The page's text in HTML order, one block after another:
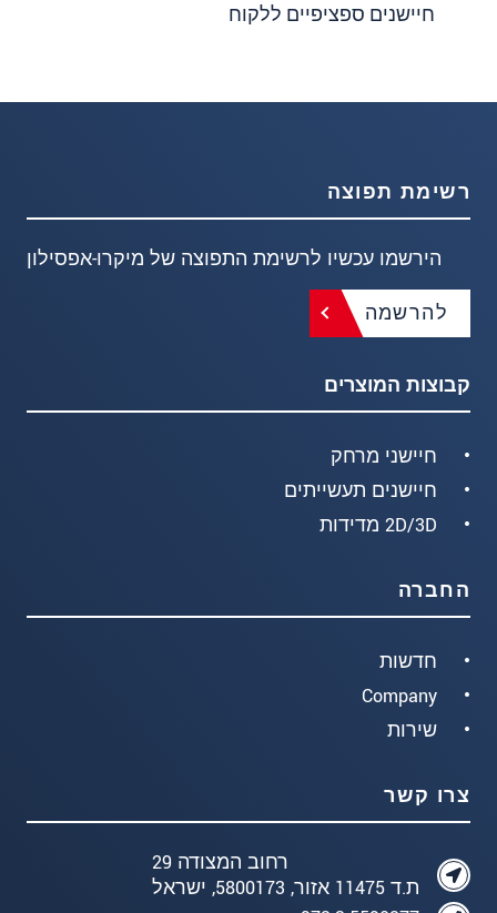
חיישנים ספציפיים ללקוח
רשימת תפוצה
הירשמו עכשיו לרשימת התפוצה של מיקרו-אפסילון
להרשמה
קבוצות המוצרים
חיישני מרחק
חיישנים תעשייתים
2D/3D מדידות
החברה
חדשות
Company
שירות
צרו קשר
רחוב המצודה 29
ת.ד 11475 אזור, 5800173, ישראל